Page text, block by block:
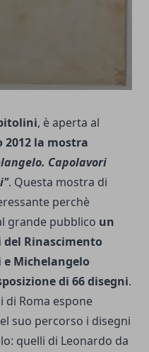
, è aperta al
2012 la mostra
Capolavori
. Questa mostra di
perchè
grande pubblico un
Rinascimento
Michelangelo
di 66 disegni.
di Roma espone
suo percorso i disegni
quelli di Leonardo da